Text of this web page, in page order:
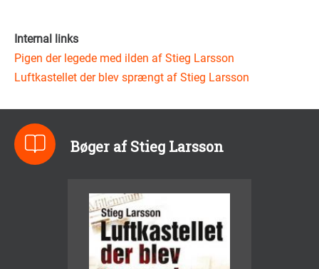
Internal links
Pigen der legede med ilden af Stieg Larsson
Luftkastellet der blev sprængt af Stieg Larsson
Bøger af Stieg Larsson